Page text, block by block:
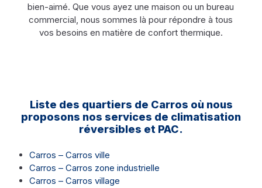
bien-aimé. Que vous ayez une maison ou un bureau
commercial, nous sommes là pour répondre à tous
vos besoins en matière de confort thermique.
Liste des quartiers de Carros où nous
proposons nos services de climatisation
réversibles et PAC.
Carros – Carros ville
Carros – Carros zone industrielle
Carros – Carros village